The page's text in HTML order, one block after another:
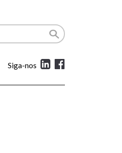
Siga-nos